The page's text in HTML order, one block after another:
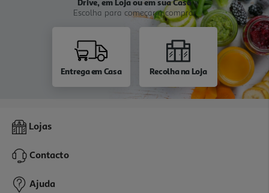
Drive, em Loja ou em sua Casa
Escolha para começar a comprar
Entrega em Casa Recolha na Loja
Lojas
Contacto
Ajuda